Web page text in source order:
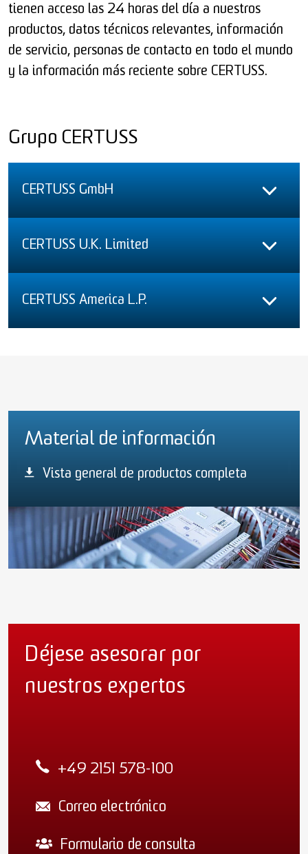
tienen acceso las 24 horas del día a nuestros
productos, datos técnicos relevantes, información
de servicio, personas de contacto en todo el mundo
y la información más reciente sobre CERTUSS.
Grupo CERTUSS
CERTUSS GmbH
CERTUSS U.K. Limited
CERTUSS America L.P.
Material de información
Vista general de productos completa
Déjese asesorar por
nuestros expertos
+49 2151 578-100
Correo electrónico
Formulario de consulta